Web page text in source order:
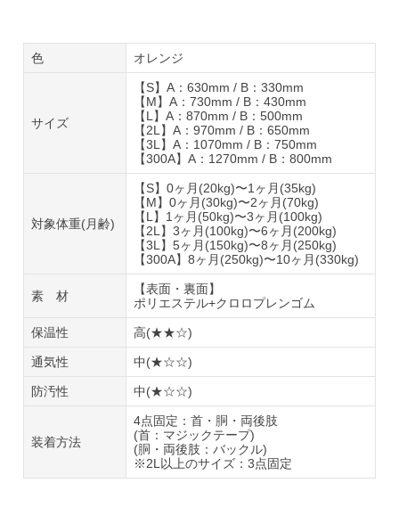
色 オレンジ
サイズ
【S】A：630mm / B：330mm
【M】A：730mm / B：430mm
【L】A：870mm / B：500mm
【2L】A：970mm / B：650mm
【3L】A：1070mm / B：750mm
【300A】A：1270mm / B：800mm
対象体重(月齢)
【S】0ヶ月(20kg)〜1ヶ月(35kg)
【M】0ヶ月(30kg)〜2ヶ月(70kg)
【L】1ヶ月(50kg)〜3ヶ月(100kg)
【2L】3ヶ月(100kg)〜6ヶ月(200kg)
【3L】5ヶ月(150kg)〜8ヶ月(250kg)
【300A】8ヶ月(250kg)〜10ヶ月(330kg)
素 材
【表面・裏面】
ポリエステル+クロロプレンゴム
保温性 高(★★☆)
通気性 中(★☆☆)
防汚性 中(★☆☆)
装着方法
4点固定：首・胴・両後肢
(首：マジックテープ)
(胴・両後肢：バックル)
※2L以上のサイズ：3点固定